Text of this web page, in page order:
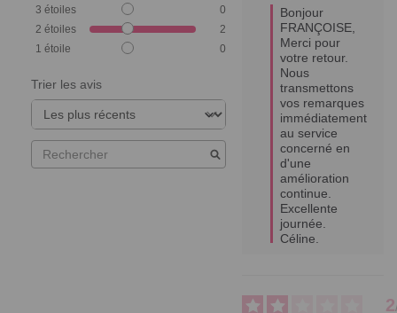
3 étoiles
0
2 étoiles
2
1 étoile 0
Trier les avis
Bonjour
FRANÇOISE,
Merci pour
votre retour.
Nous
transmettons
vos remarques
immédiatement
au service
concerné en
d'une
amélioration
continue.
Excellente
journée.
Céline.
2